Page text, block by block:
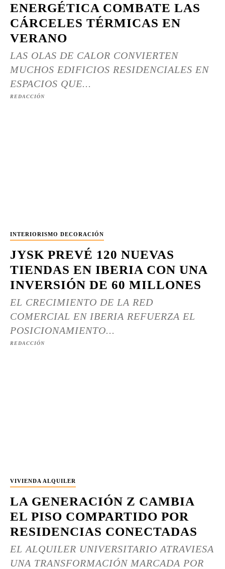
ENERGÉTICA COMBATE LAS
CÁRCELES TÉRMICAS EN
VERANO
LAS OLAS DE CALOR CONVIERTEN
MUCHOS EDIFICIOS RESIDENCIALES EN
ESPACIOS QUE...
REDACCIÓN
INTERIORISMO DECORACIÓN
JYSK PREVÉ 120 NUEVAS
TIENDAS EN IBERIA CON UNA
INVERSIÓN DE 60 MILLONES
EL CRECIMIENTO DE LA RED
COMERCIAL EN IBERIA REFUERZA EL
POSICIONAMIENTO...
REDACCIÓN
VIVIENDA ALQUILER
LA GENERACIÓN Z CAMBIA
EL PISO COMPARTIDO POR
RESIDENCIAS CONECTADAS
EL ALQUILER UNIVERSITARIO ATRAVIESA
UNA TRANSFORMACIÓN MARCADA POR